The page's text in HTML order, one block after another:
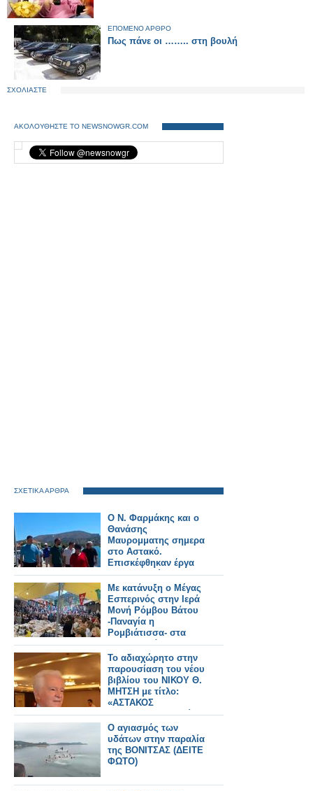
ΕΠΟΜΕΝΟ ΑΡΘΡΟ
Πως πάνε οι …….. στη βουλή
ΣΧΟΛΙΑΣΤΕ
ΑΚΟΛΟΥΘΗΣΤΕ ΤΟ NEWSNOWGR.COM
ΣΧΕΤΙΚΑ ΑΡΘΡΑ
Ο Ν. Φαρμάκης και ο
Θανάσης
Μαυρομματης σημερα
στο Αστακό.
Επισκέφθηκαν έργα
που εκτελούνται στην
περιοχή και
συναντήθηκαν με
φορείς και πολίτες
(φωτο-βιντεο)
Με κατάνυξη ο Μέγας
Εσπερινός στην Ιερά
Μονή Ρόμβου Βάτου
-Παναγία η
Ρομβιάτισσα- στα
Ακαρνανικά (φωτο-
βιντεο)
Το αδιαχώρητο στην
παρουσίαση του νέου
βιβλίου του ΝΙΚΟΥ Θ.
ΜΗΤΣΗ με τίτλο:
«ΑΣΤΑΚΟΣ
ΞΗΡΟΜΕΡΟΥ Θυσίες
και Αγώνες στα 1821»
στην Αθηνα (βιντεο
-φωτο)
Ο αγιασμός των
υδάτων στην παραλία
της ΒΟΝΙΤΣΑΣ (ΔΕΙΤΕ
ΦΩΤΟ)